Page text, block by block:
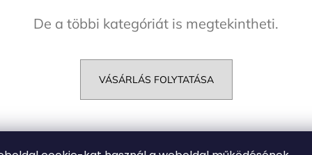
De a többi kategóriát is megtekintheti.
VÁSÁRLÁS FOLYTATÁSA